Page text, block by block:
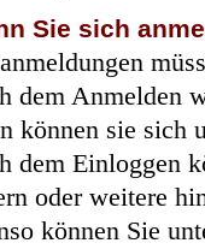
Sie sich
dem Anmelden
können sie sich
dem Einloggen
oder weitere
können Sie